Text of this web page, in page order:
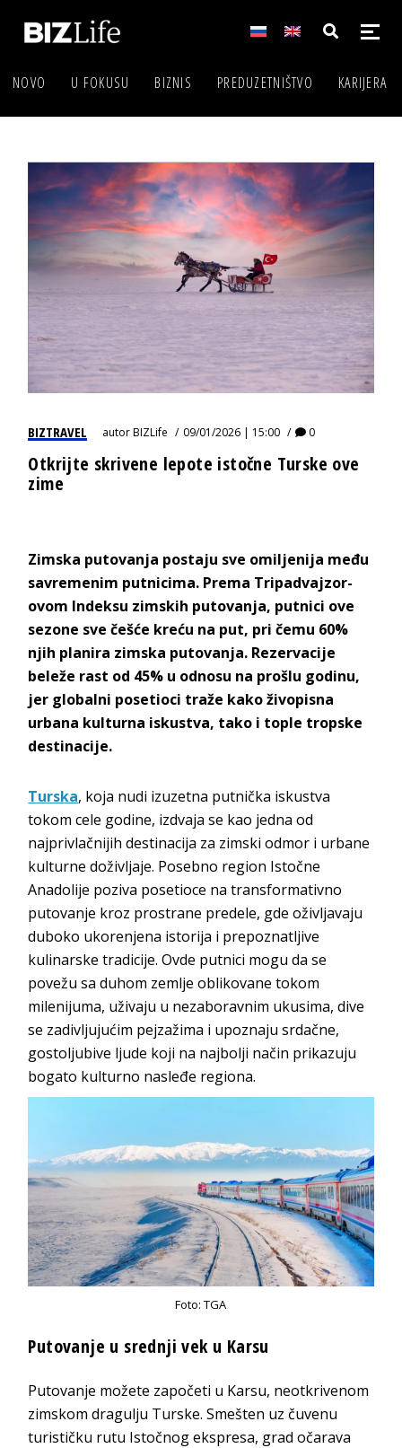
NOVO U FOKUSU BIZNIS PREDUZETNIŠTVO KARIJERA
BIZTRAVEL autorBIZLife 09/01/2026 | 15:00 0
Otkrijte skrivene lepote istočne Turske ove
zime
Zimska putovanja postaju sve omiljenija među
savremenim putnicima. Prema Tripadvajzor-
ovom Indeksu zimskih putovanja, putnici ove
sezone sve češće kreću na put, pri čemu 60%
njih planira zimska putovanja. Rezervacije
beleže rast od 45% u odnosu na prošlu godinu,
jer globalni posetioci traže kako živopisna
urbana kulturna iskustva, tako i tople tropske
destinacije.
Turska, koja nudi izuzetna putnička iskustva
tokom cele godine, izdvaja se kao jedna od
najprivlačnijih destinacija za zimski odmor i urbane
kulturne doživljaje. Posebno region Istočne
Anadolije poziva posetioce na transformativno
putovanje kroz prostrane predele, gde oživljavaju
duboko ukorenjena istorija i prepoznatljive
kulinarske tradicije. Ovde putnici mogu da se
povežu sa duhom zemlje oblikovane tokom
milenijuma, uživaju u nezaboravnim ukusima, dive
se zadivljujućim pejzažima i upoznaju srdačne,
gostoljubive ljude koji na najbolji način prikazuju
bogato kulturno nasleđe regiona.
Foto: TGA
Putovanje u srednji vek u Karsu
Putovanje možete započeti u Karsu, neotkrivenom
zimskom dragulju Turske. Smešten uz čuvenu
turističku rutu Istočnog ekspresa, grad očarava